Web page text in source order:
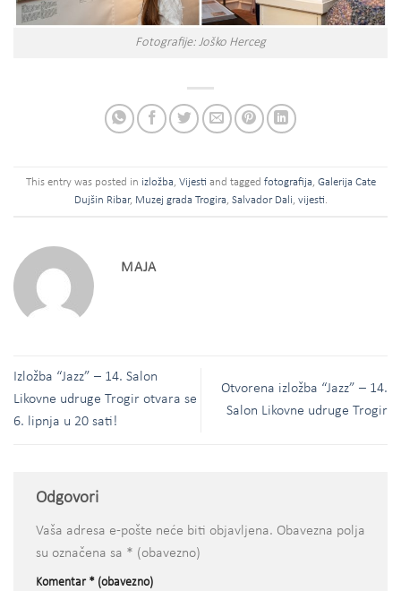
Fotografije: Joško Herceg
This entry was posted in izložba, Vijesti and tagged fotografija, Galerija Cate
Dujšin Ribar, Muzej grada Trogira, Salvador Dali, vijesti.
MAJA
Izložba “Jazz” – 14. Salon
Likovne udruge Trogir otvara se
6. lipnja u 20 sati!
Otvorena izložba “Jazz” – 14.
Salon Likovne udruge Trogir
Odgovori
Vaša adresa e-pošte neće biti objavljena. Obavezna polja
su označena sa * (obavezno)
Komentar * (obavezno)